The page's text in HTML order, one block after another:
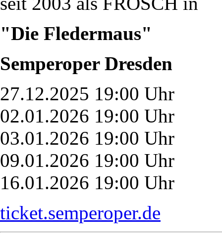
"Die Fledermaus"
Semperoper Dresden
27.12.2025 19:00 Uhr
02.01.2026 19:00 Uhr
03.01.2026 19:00 Uhr
09.01.2026 19:00 Uhr
16.01.2026 19:00 Uhr
ticket.semperoper.de